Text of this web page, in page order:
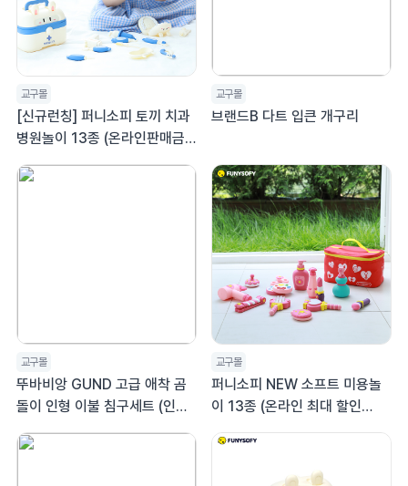
교구몰
[신규런칭] 퍼니소피 토끼 치과
병원놀이 13종 (온라인판매금
지)
교구몰
브랜드B 다트 입큰 개구리
교구몰
뚜바비앙 GUND 고급 애착 곰
돌이 인형 이불 침구세트 (인형
1개+패드&베개+이불)
교구몰
퍼니소피 NEW 소프트 미용놀
이 13종 (온라인 최대 할인
25%)